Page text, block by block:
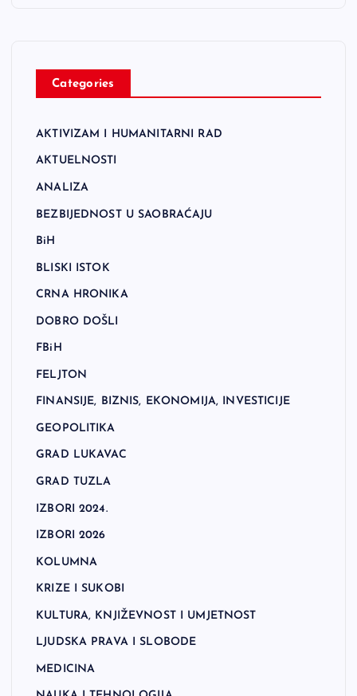
Categories
AKTIVIZAM I HUMANITARNI RAD
AKTUELNOSTI
ANALIZA
BEZBIJEDNOST U SAOBRAĆAJU
BiH
BLISKI ISTOK
CRNA HRONIKA
DOBRO DOŠLI
FBiH
FELJTON
FINANSIJE, BIZNIS, EKONOMIJA, INVESTICIJE
GEOPOLITIKA
GRAD LUKAVAC
GRAD TUZLA
IZBORI 2024.
IZBORI 2026
KOLUMNA
KRIZE I SUKOBI
KULTURA, KNJIŽEVNOST I UMJETNOST
LJUDSKA PRAVA I SLOBODE
MEDICINA